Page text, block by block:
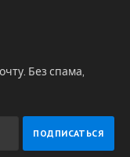
Без спама,